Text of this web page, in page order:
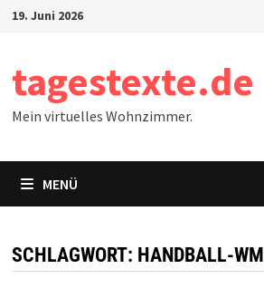
Zum19. Juni 2026
tagestexte.de
Mein virtuelles Wohnzimmer.
MENÜ
SCHLAGWORT: HANDBALL-WM